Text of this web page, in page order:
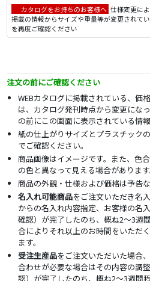
カタログをお持ちのお客様へ 仕様変更に
掲載の情報からサイズや重量等が変更されて
を再度ご確認ください
注文の前にご確認ください
WEBカタログに掲載されている、価
は、カタログ発刊時点から変更にな
の前にこの画面に表示されている情
紙の仕上がりサイズとプラスチック
でご確認ください。
商品画像はイメージです。また、色
の色と異なって見える場合があります
商品の外観・仕様および価格は予告
名入れ可能商品をご注文いただき名
からの名入れ内容指定、お客様の名
確認）が完了したのち、概ね2～3週
合によりそれ以上のお時間をいただ
ます。
受注生産品をご注文いただいた場合
合わせが必要な場合はその内容の調
認）が完了したのち、概ね2～3週間